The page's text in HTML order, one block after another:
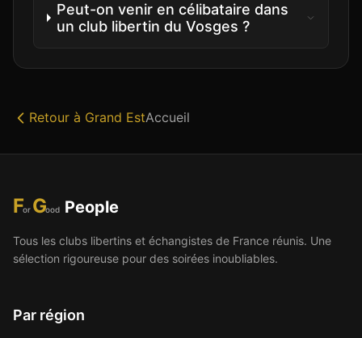
Peut-on venir en célibataire dans
un club libertin du Vosges ?
Retour à Grand EstAccueil
For Good People
Tous les clubs libertins et échangistes de France réunis. Une
sélection rigoureuse pour des soirées inoubliables.
Par région